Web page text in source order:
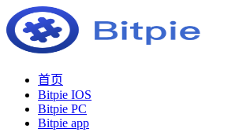
首页
Bitpie IOS
Bitpie PC
Bitpie app